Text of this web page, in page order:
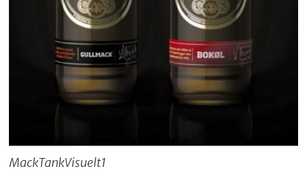
MackTankVisuelt1